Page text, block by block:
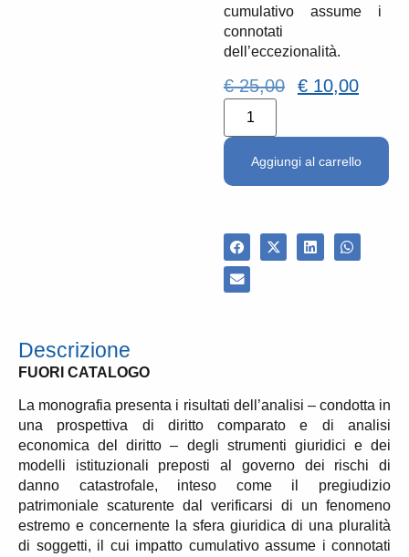
cumulativo assume i
connotati
dell’eccezionalità.
€25,00 €10,00
Aggiungi al carrello
Descrizione
FUORI CATALOGO
La monografia presenta i risultati dell’analisi – condotta in
una prospettiva di diritto comparato e di analisi
economica del diritto – degli strumenti giuridici e dei
modelli istituzionali preposti al governo dei rischi di
danno catastrofale, inteso come il pregiudizio
patrimoniale scaturente dal verificarsi di un fenomeno
estremo e concernente la sfera giuridica di una pluralità
di soggetti, il cui impatto cumulativo assume i connotati